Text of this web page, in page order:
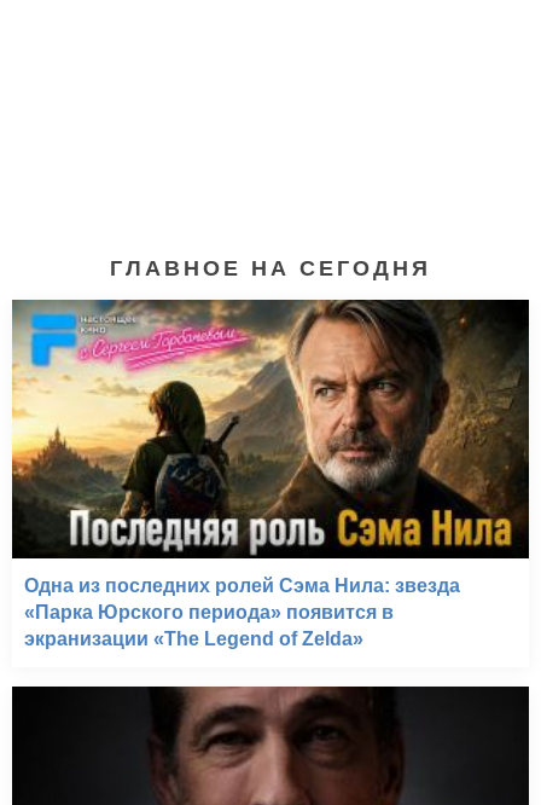
Горбатая гора (2005)
ГЛАВНОЕ НА СЕГОДНЯ
Одна из последних ролей Сэма Нила: звезда
«Парка Юрского периода» появится в
экранизации «The Legend of Zelda»